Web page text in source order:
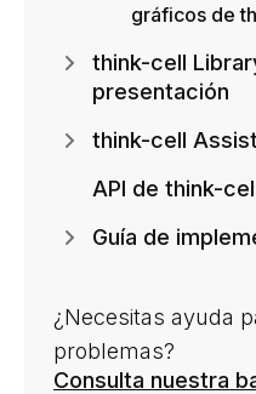
gráficos de
think-cell
presentación
think-cell Assist
API de think-
Guía de
¿Necesitas ayuda
problemas?
Consulta nuestra